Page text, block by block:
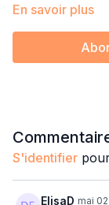
Si vous débutez
bassin neutre.
En savoir plus
S'identifier
ElisaD mai 02